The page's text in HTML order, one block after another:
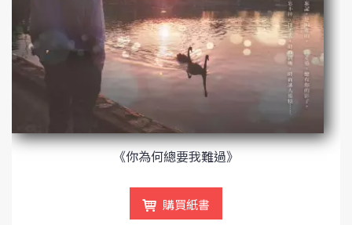
《你為何總要我難過》
購買紙書